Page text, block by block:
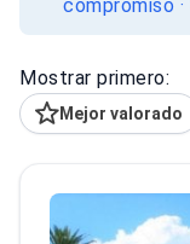
compromiso
Mostrar primero:
Mejor valorado